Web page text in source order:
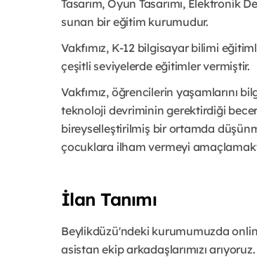
Tasarım, Oyun Tasarımı, Elektronik
sunan bir eğitim kurumudur.
Vakfımız, K-12 bilgisayar bilimi
çeşitli seviyelerde eğitimler vermiştir.
Vakfımız, öğrencilerin yaşamlarını
teknoloji devriminin gerektirdiği
bireyselleştirilmiş bir ortamda
çocuklara ilham vermeyi
İlan Tanımı
Beylikdüzü'ndeki kurumumuzda
asistan ekip arkadaşlarımızı arıyoruz.